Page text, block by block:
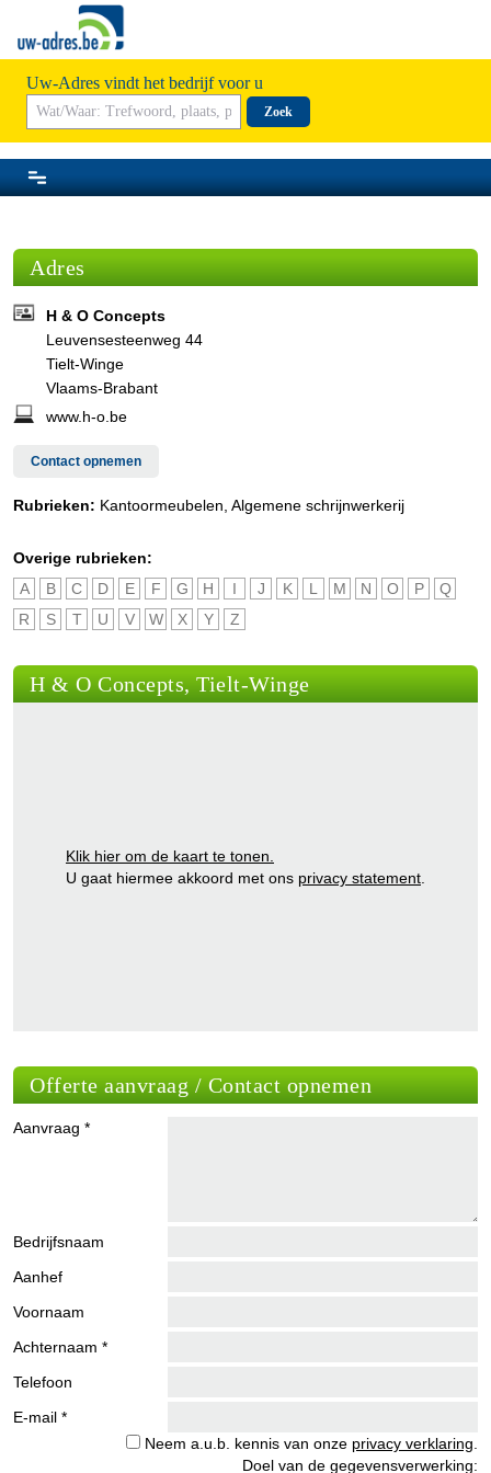
Uw-Adres vindt het bedrijf voor u
Zoek
Adres
H & O Concepts
Leuvensesteenweg 44
Tielt-Winge
Vlaams-Brabant
www.h-o.be
Contact opnemen
Rubrieken: Kantoormeubelen Algemene schrijnwerkerij
Overige rubrieken:
A
B C D E F G H I J K L M N O P
Q
R
S T U V W X Y Z
H & O Concepts, Tielt-Winge
Klik hier om de kaart te tonen.
U gaat hiermee akkoord met ons privacy statement
Offerte aanvraag / Contact opnemen
Aanvraag *
Bedrijfsnaam
Aanhef
Voornaam
Achternaam *
Telefoon
E-mail *
Neem a.u.b. kennis van onze privacy verklaring
Doel van de gegevensverwerking: